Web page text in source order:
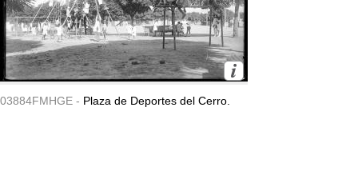
03884FMHGE - Plaza de Deportes del Cerro.